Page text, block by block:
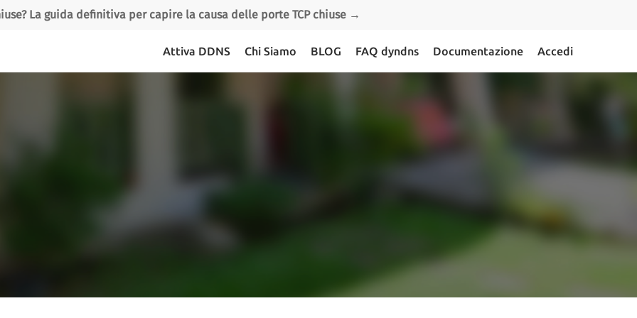
La guida definitiva per capire la causa delle porte TCP chiuse →
Attiva DDNS Chi Siamo BLOG FAQ dyndns Documentazione Accedi